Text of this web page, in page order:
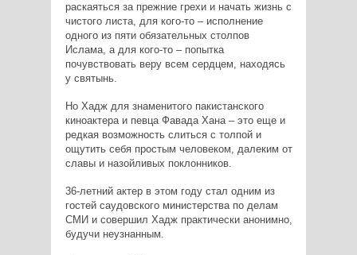
раскаяться за прежние грехи и начать жизнь с
чистого листа, для кого-то – исполнение
одного из пяти обязательных столпов
Ислама, а для кого-то – попытка
почувствовать веру всем сердцем, находясь
у святынь.
Но Хадж для знаменитого пакистанского
киноактера и певца Фавада Хана – это еще и
редкая возможность слиться с толпой и
ощутить себя простым человеком, далеким от
славы и назойливых поклонников.
36-летний актер в этом году стал одним из
гостей саудовского министерства по делам
СМИ и совершил Хадж практически анонимно,
будучи неузнанным.